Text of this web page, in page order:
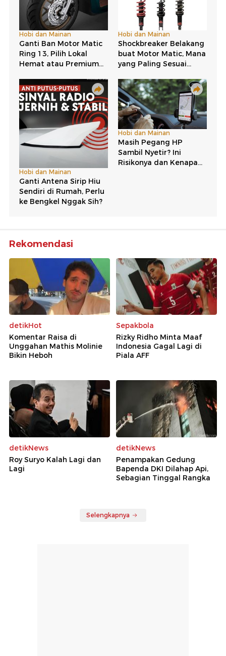
Rekomendasi
detikHot
Komentar Raisa di
Unggahan Mathis Molinie
Bikin Heboh
Sepakbola
Rizky Ridho Minta Maaf
Indonesia Gagal Lagi di
Piala AFF
detikNews
Roy Suryo Kalah Lagi dan
Lagi
detikNews
Penampakan Gedung
Bapenda DKI Dilahap Api,
Sebagian Tinggal Rangka
Selengkapnya